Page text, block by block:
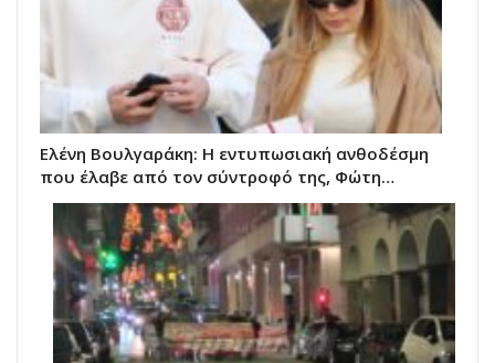
Ελένη Βουλγαράκη: Η εντυπωσιακή ανθοδέσμη
που έλαβε από τον σύντροφό της, Φώτη…